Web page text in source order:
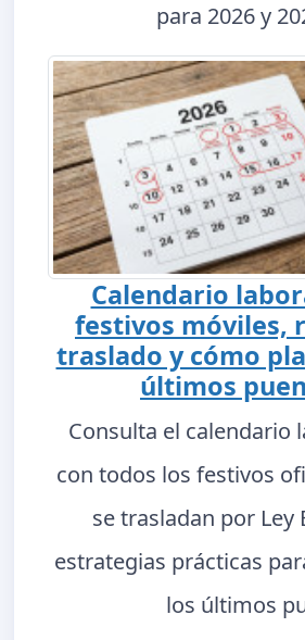
para 2026 y
Calendario
festivos móviles,
traslado y cómo
últimos
Consulta el calendario
con todos los festivos
se trasladan por Ley
estrategias prácticas
los últimos